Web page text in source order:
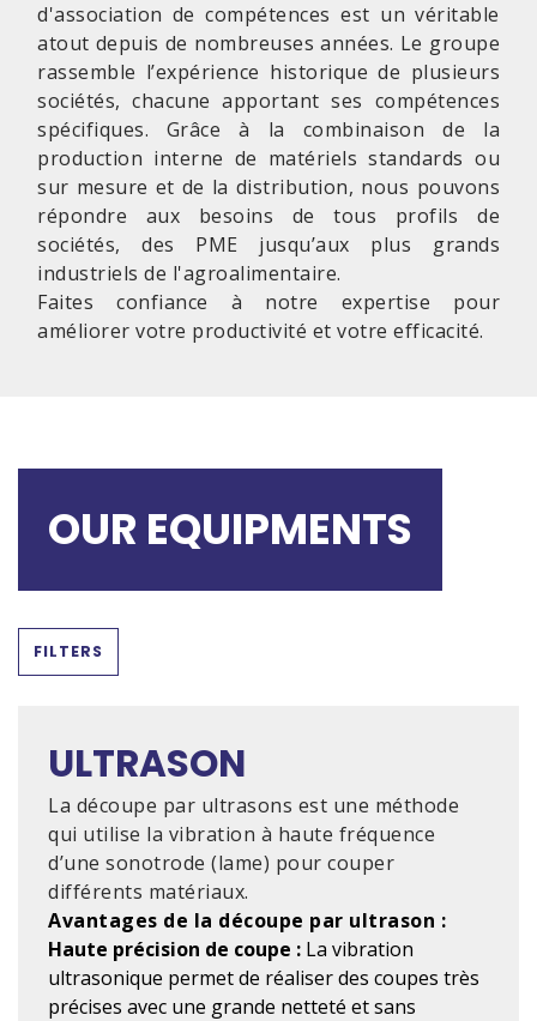
d'association de compétences est un véritable
atout depuis de nombreuses années. Le groupe
rassemble l’expérience historique de plusieurs
sociétés, chacune apportant ses compétences
spécifiques. Grâce à la combinaison de la
production interne de matériels standards ou
sur mesure et de la distribution, nous pouvons
répondre aux besoins de tous profils de
sociétés, des PME jusqu’aux plus grands
industriels de l'agroalimentaire.
Faites confiance à notre expertise pour
améliorer votre productivité et votre efficacité.
OUR EQUIPMENTS
FILTERS
ULTRASON
La découpe par ultrasons est une méthode
qui utilise la vibration à haute fréquence
d’une sonotrode (lame) pour couper
différents matériaux.
Avantages de la découpe par ultrason :
Haute précision de coupe : La vibration
ultrasonique permet de réaliser des coupes très
précises avec une grande netteté et sans